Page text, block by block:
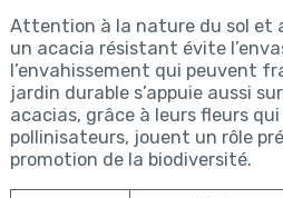
Attention à la nature du sol et
un acacia résistant évite
l’envahissement qui peuvent
jardin durable s’appuie aussi
acacias, grâce à leurs fleurs
pollinisateurs, jouent un rôle
promotion de la biodiversité.